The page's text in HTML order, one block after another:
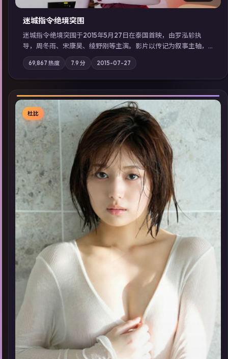
迷城指令·绝境突围
迷城指令·绝境突围于2015年5月27日在泰国首映，由罗泓轸执
导，周冬雨、宋康昊、绫野刚等主演。影片以传记为叙事主轴，
记忆碎片重组后，主角发现自己从未活过“真实”的一天；摄影与
配乐强化地域气质；站内亦可通过「国产免费观看高清电视剧在
线看」延展检索同类型高分佳作，畅享高清在线追剧体验。
69,867 热度 7.9 分 2015-07-27
▶
杜比